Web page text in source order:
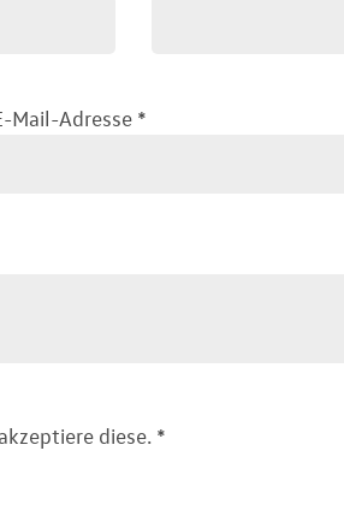
Mail-Adresse *
diese. *